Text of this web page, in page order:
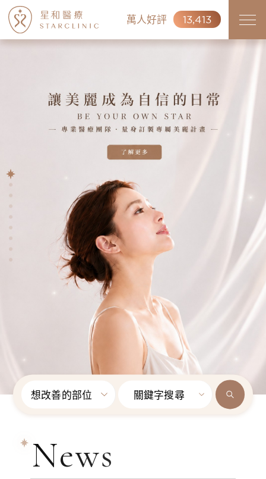
萬人好評 13,413
想改善的部位 關鍵字搜尋
News